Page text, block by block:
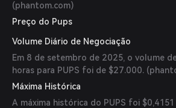
(phantom.com)
Preço do Pups
Volume Diário de Negociação
Em 8 de setembro de 2025, o volume
horas para PUPS foi de $27.000. (
Máxima Histórica
A máxima histórica do PUPS foi